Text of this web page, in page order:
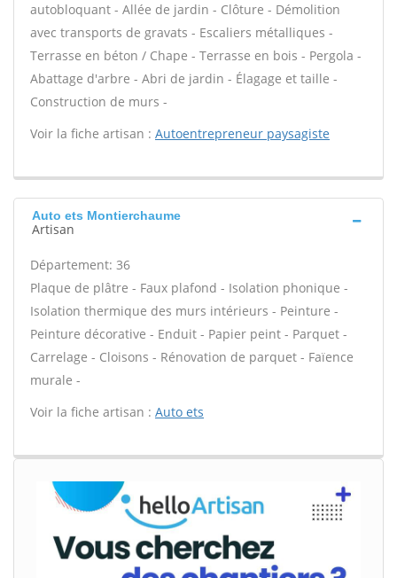
autobloquant - Allée de jardin - Clôture - Démolition
avec transports de gravats - Escaliers métalliques -
Terrasse en béton / Chape - Terrasse en bois - Pergola -
Abattage d'arbre - Abri de jardin - Élagage et taille -
Construction de murs -
Voir la fiche artisan : Autoentrepreneur paysagiste
Auto ets Montierchaume
Artisan
Département: 36
Plaque de plâtre - Faux plafond - Isolation phonique -
Isolation thermique des murs intérieurs - Peinture -
Peinture décorative - Enduit - Papier peint - Parquet -
Carrelage - Cloisons - Rénovation de parquet - Faïence
murale -
Voir la fiche artisan : Auto ets